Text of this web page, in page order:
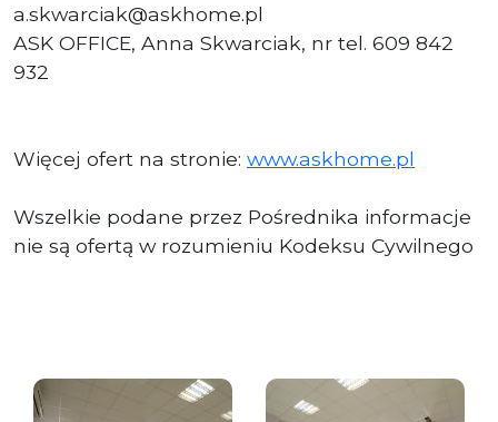
a.skwarciak@askhome.pl
ASK OFFICE, Anna Skwarciak, nr tel. 609 842
932
Więcej ofert na stronie: www.askhome.pl
Wszelkie podane przez Pośrednika informacje
nie są ofertą w rozumieniu Kodeksu Cywilnego